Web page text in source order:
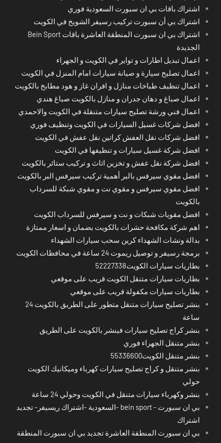
اشتراك باقات بي ان سبورت السعودية فوري
اشتراك بي أن سبورت تركيب رسيفر الشويخ في الكويت
اشتراك بي ان سبورت المنطقة العاشرة باقات Bein Sport
الجديدة
اعمال تبديل اطارات و تواير في الكويت و الجهراء
اعمال تصليح سيارة و صيانة سيارات امام المنزل في الكويت
اعمال تنظيف طباخات منازل و افران غاز و هود مطابخ بالكويت
اعمال صباغ و دهان جدران و منازل بالكويت صباغ هندي
اعمال فني ورشة تصليح سيارات متنقلة في الكويت والاحمدي
افضل شركات غسيل السيارات في الكويت وتنظيف فوري
افضل شركات نقل العفش كراتين نقل عفش في الكويت
افضل شركة غسيل سيارات و تنظيفها في الكويت
افضل شركة نقل عفش و تخزين اثاث و تركيب ستائر بالكويت
افضل مقوي سيرفس بالبر أهمية تركيب سيرفس البر بالكويت
افضل مقوي سيرفس و مقوي نت و مقوي شبكة للسرداب
بالكويت
افضل مقويات شبكات و نت و سيرفس للسرداب الكويت
اهم شركة مكافحة حشرات بالكويت بضمان و اسعار ممتازة
بدالة ونشات الشهداء كرين سحب سيارات الشهداء
برمجة رسيفر و توصيل ريموت 24 ساعة في محافظات الكويت
بطاريات سيارات الكويت52227338
بطاريات سيارات متنقل الكويت قريب على موقعي
بطاريات سيارات مكفولة قريب على موقعي
بنشر تصليح سيارات متنقل متطور على الطريق بالكويت 24
ساعة
بنشر كراج تصليح سيارات فينشر بالكويت على الطريق
بنشر متنقل الجهراء فوري
بنشر متنقل الكويت55336600
بنشر متنقل و كراج تصليح سيارات كهرباء وميكانيك الكويت
حولي
بنشر وكهرباء سيارات متنقل في الكويت وحولي 24 ساعة
بي ان سبورت - bein sport -السعودية -اشتراك ريسيفر- تجديد
اشتراك
بي ان سبورت المنطقة العاشرة تجديد بي ان سبورت المنطقة